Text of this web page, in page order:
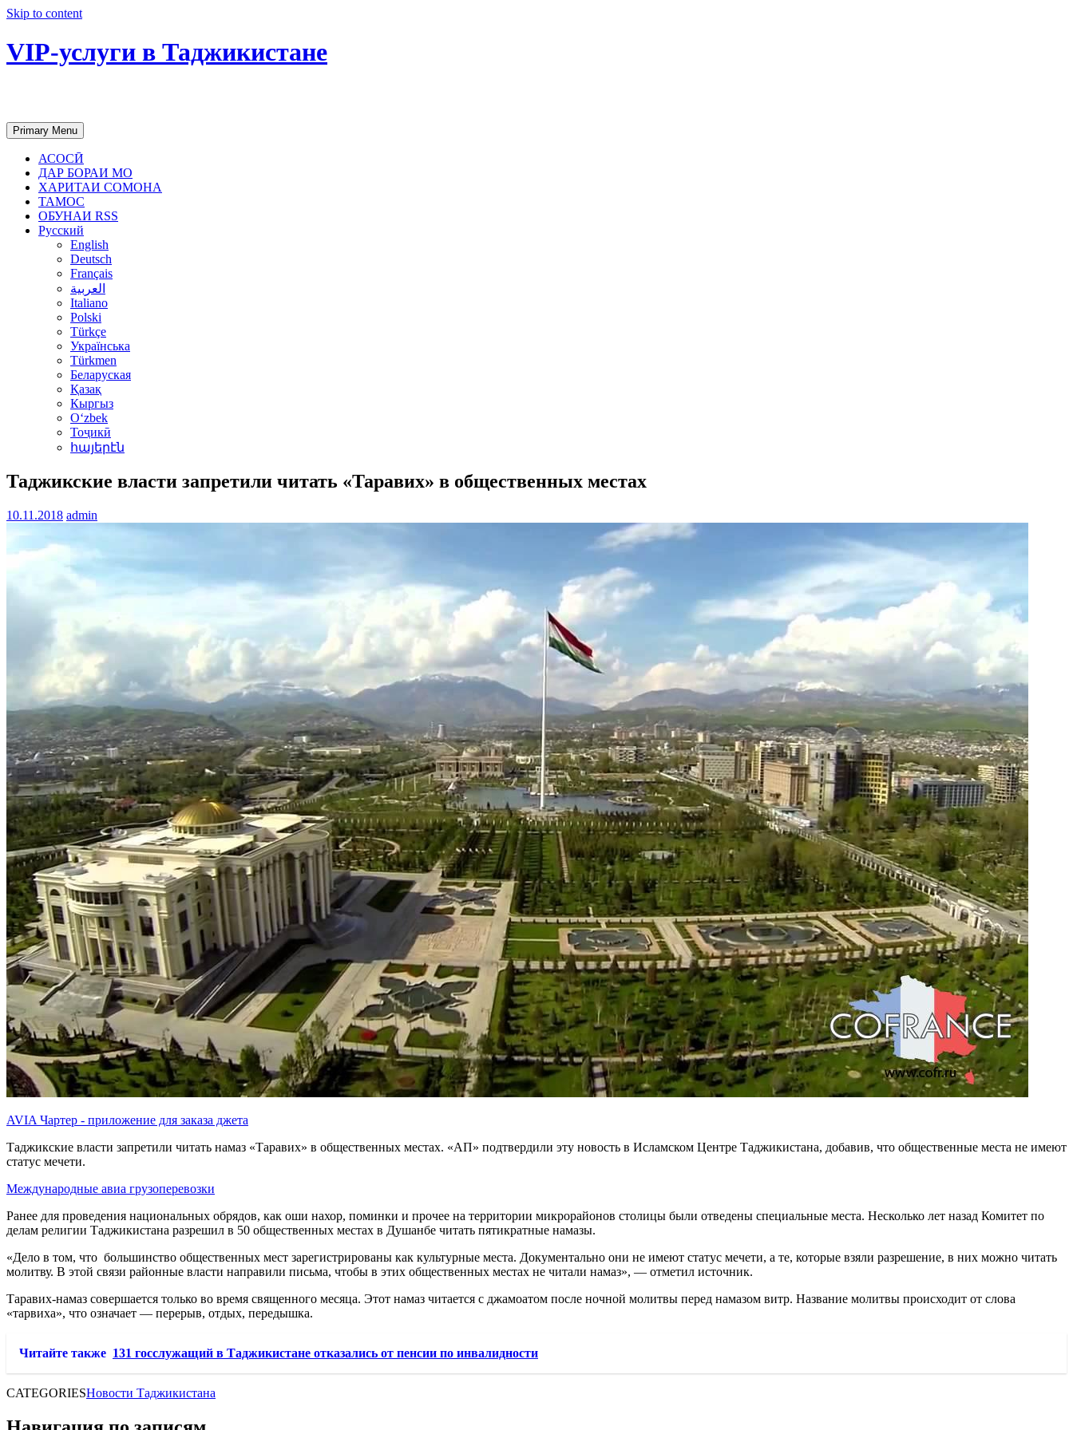
Skip to content
VIP-услуги в Таджикистане
Primary Menu
АСОСӢ
ДАР БОРАИ МО
ХАРИТАИ СОМОНА
ТАМОС
ОБУНАИ RSS
Русский
English
Deutsch
Français
العربية
Italiano
Polski
Türkçe
Українська
Türkmen
Беларуская
Қазақ
Кыргыз
Oʻzbek
Тоҷикӣ
հայերէն
Таджикские власти запретили читать «Таравих» в общественных местах
10.11.2018 admin
AVIA Чартер - приложение для заказа джета
Таджикские власти запретили читать намаз «Таравих» в общественных местах. «АП» подтвердили эту новость в Исламском Центре Таджикистана, добавив, что общественные места не имеют
статус мечети.
Международные авиа грузоперевозки
Ранее для проведения национальных обрядов, как оши нахор, поминки и прочее на территории микрорайонов столицы были отведены специальные места. Несколько лет назад Комитет по
делам религии Таджикистана разрешил в 50 общественных местах в Душанбе читать пятикратные намазы.
«Дело в том, что большинство общественных мест зарегистрированы как культурные места. Документально они не имеют статус мечети, а те, которые взяли разрешение, в них можно читать
молитву. В этой связи районные власти направили письма, чтобы в этих общественных местах не читали намаз», — отметил источник.
Таравих-намаз совершается только во время священного месяца. Этот намаз читается с джамоатом после ночной молитвы перед намазом витр. Название молитвы происходит от слова
«тарвиха», что означает — перерыв, отдых, передышка.
Читайте также 131 госслужащий в Таджикистане отказались от пенсии по инвалидности
CATEGORIESНовости Таджикистана